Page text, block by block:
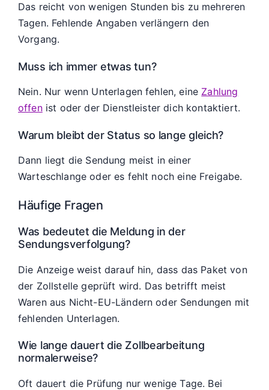
Das reicht von wenigen Stunden bis zu mehreren
Tagen. Fehlende Angaben verlängern den
Vorgang.
Muss ich immer etwas tun?
Nein. Nur wenn Unterlagen fehlen, eine Zahlung
offenist oder der Dienstleister dich kontaktiert.
Warum bleibt der Status so lange gleich?
Dann liegt die Sendung meist in einer
Warteschlange oder es fehlt noch eine Freigabe.
Häufige Fragen
Was bedeutet die Meldung in der
Sendungsverfolgung?
Die Anzeige weist darauf hin, dass das Paket von
der Zollstelle geprüft wird. Das betrifft meist
Waren aus Nicht-EU-Ländern oder Sendungen mit
fehlenden Unterlagen.
Wie lange dauert die Zollbearbeitung
normalerweise?
Oft dauert die Prüfung nur wenige Tage. Bei